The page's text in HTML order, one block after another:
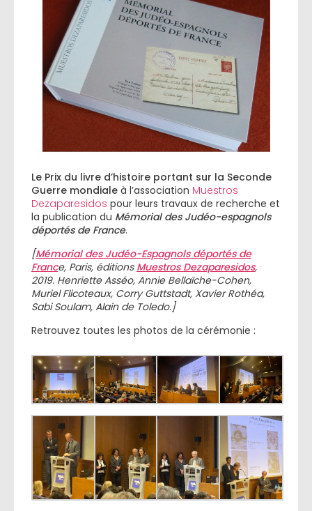
Le Prix du livre d’histoire portant sur la Seconde
Guerre mondiale à l’association Muestros
Dezaparesidos pour leurs travaux de recherche et
la publication du Mémorial des Judéo-espagnols
déportés de France.
[Mémorial des Judéo-Espagnols déportés de
France, Paris, éditions Muestros Dezaparesidos,
2019. Henriette Asséo, Annie Bellaïche-Cohen,
Muriel Flicoteaux, Corry Guttstadt, Xavier Rothéa,
Sabi Soulam, Alain de Toledo.]
Retrouvez toutes les photos de la cérémonie :